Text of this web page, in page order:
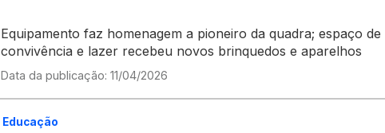
Equipamento faz homenagem a pioneiro da quadra; espaço de
convivência e lazer recebeu novos brinquedos e aparelhos
Data da publicação: 11/04/2026
Educação